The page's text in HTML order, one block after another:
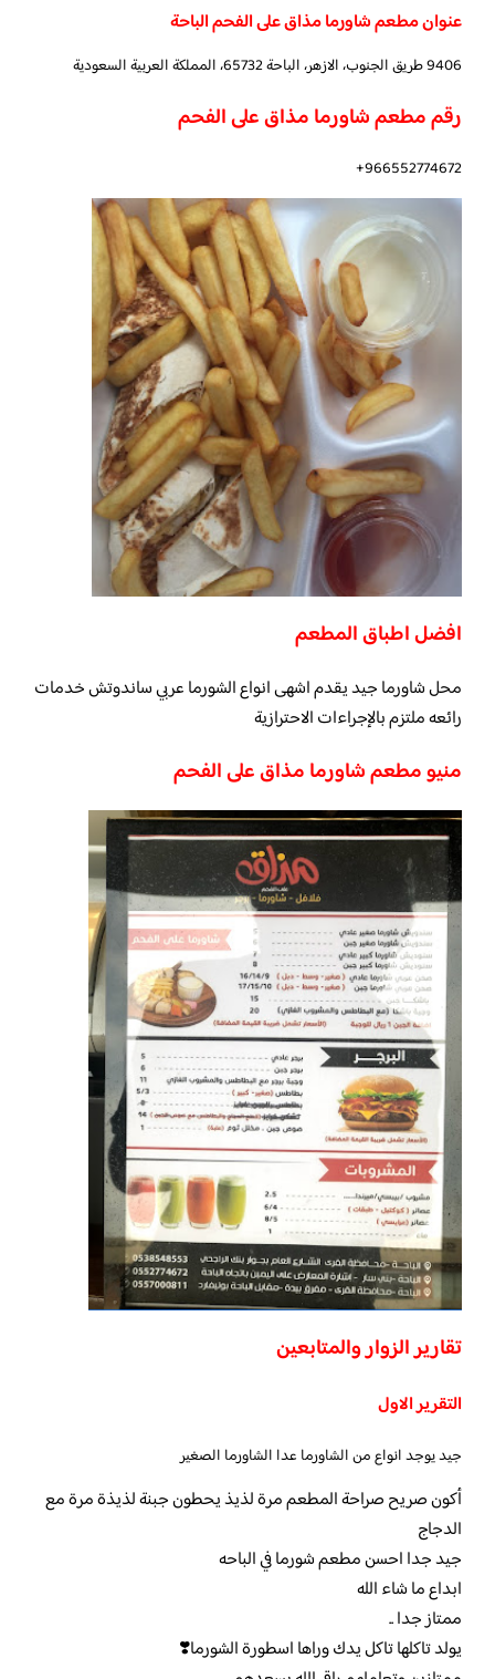
عنوان مطعم شاورما مذاق على الفحم الباحة
9406 طريق الجنوب، الازهر، الباحة 65732، المملكة العربية السعودية
رقم مطعم شاورما مذاق على الفحم
966552774672+
افضل اطباق المطعم
محل شاورما جيد يقدم اشهى انواع الشورما عربي ساندوتش خدمات
رائعه ملتزم بالإجراءات الاحترازية
منيو مطعم شاورما مذاق على الفحم
تقارير الزوار والمتابعين
التقرير الاول
جيد يوجد انواع من الشاورما عدا الشاورما الصغير
‏أكون صريح صراحة المطعم مرة لذيذ يحطون جبنة لذيذة مرة مع
الدجاج
جيد جدا احسن مطعم شورما في الباحه
ابداع ما شاء الله
ممتاز جدا ..
يولد تاكلها تاكل يدك وراها اسطورة الشورما⁦❣️⁩